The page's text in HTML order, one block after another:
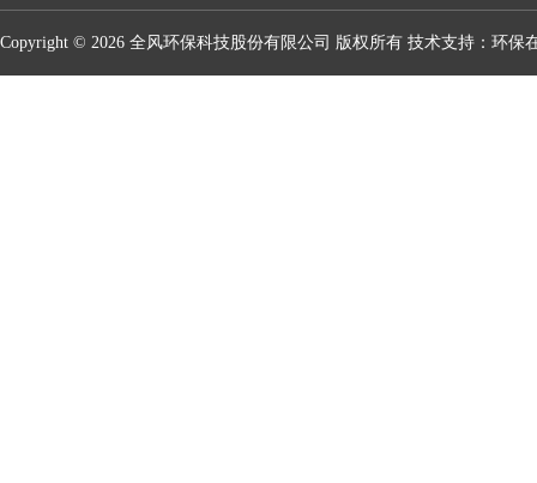
Copyright © 2026 全风环保科技股份有限公司 版权所有 技术支持： 环保